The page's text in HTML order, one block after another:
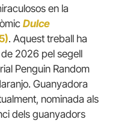
en la
Dulce
. Aquest treball ha
2026 pel segell
Penguin Random
Guanyadora
nominada als
dels guanyadors